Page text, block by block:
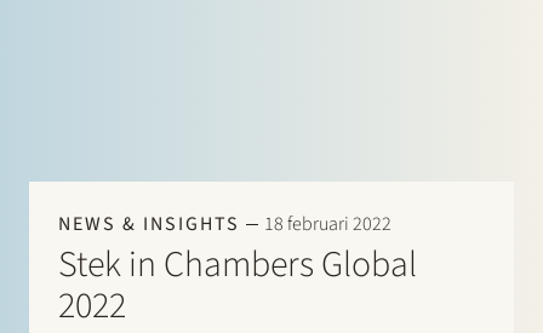
NEWS & INSIGHTS 18 februari 2022
Stek in Chambers Global
2022